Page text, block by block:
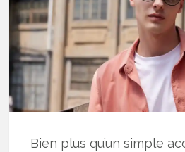
Bien plus qu’un simple